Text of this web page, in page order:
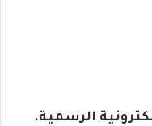
الرسمية.